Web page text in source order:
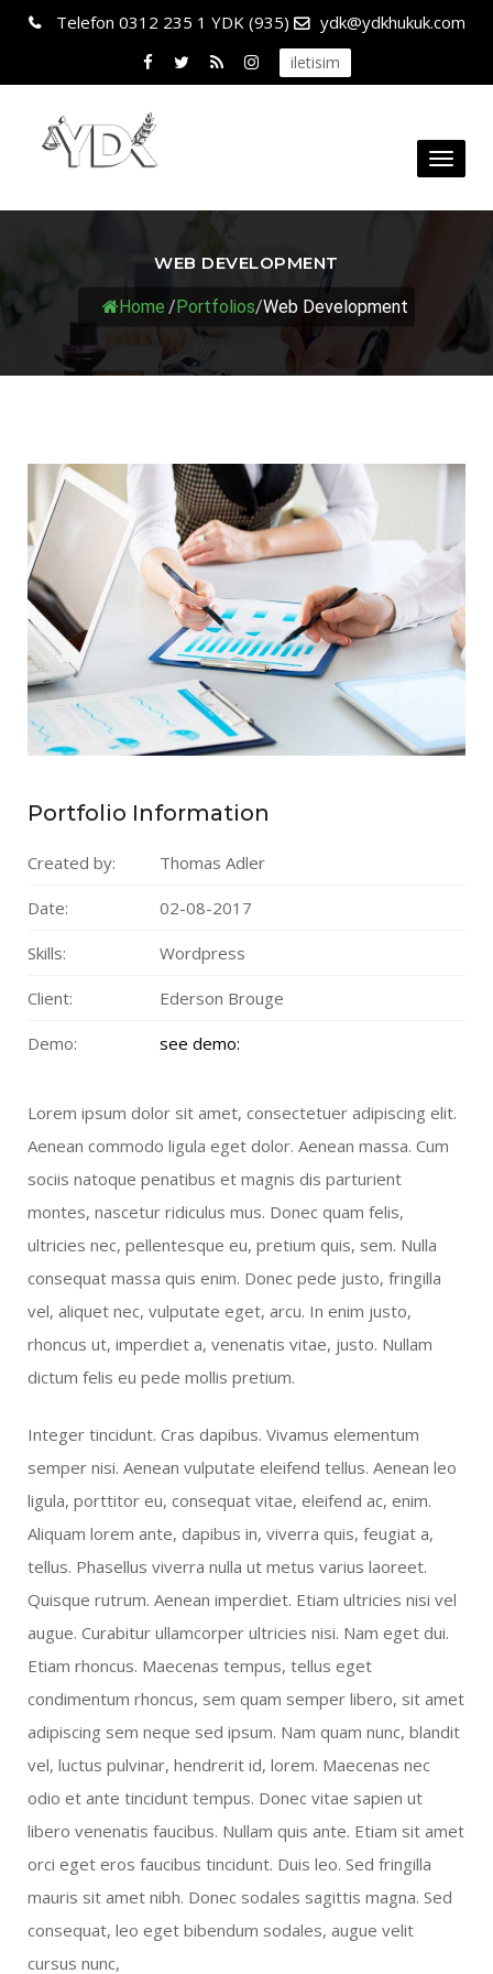
Telefon 0312 235 1 YDK (935) ydk@ydkhukuk.com
iletisim
Toggle
WEB DEVELOPMENT
Home /Portfolios/Web Development
Portfolio Information
Created by: Thomas Adler
Date: 02-08-2017
Skills: Wordpress
Client: Ederson Brouge
Demo: see demo:
Lorem ipsum dolor sit amet, consectetuer adipiscing elit.
Aenean commodo ligula eget dolor. Aenean massa. Cum
sociis natoque penatibus et magnis dis parturient
montes, nascetur ridiculus mus. Donec quam felis,
ultricies nec, pellentesque eu, pretium quis, sem. Nulla
consequat massa quis enim. Donec pede justo, fringilla
vel, aliquet nec, vulputate eget, arcu. In enim justo,
rhoncus ut, imperdiet a, venenatis vitae, justo. Nullam
dictum felis eu pede mollis pretium.
Integer tincidunt. Cras dapibus. Vivamus elementum
semper nisi. Aenean vulputate eleifend tellus. Aenean leo
ligula, porttitor eu, consequat vitae, eleifend ac, enim.
Aliquam lorem ante, dapibus in, viverra quis, feugiat a,
tellus. Phasellus viverra nulla ut metus varius laoreet.
Quisque rutrum. Aenean imperdiet. Etiam ultricies nisi vel
augue. Curabitur ullamcorper ultricies nisi. Nam eget dui.
Etiam rhoncus. Maecenas tempus, tellus eget
condimentum rhoncus, sem quam semper libero, sit amet
adipiscing sem neque sed ipsum. Nam quam nunc, blandit
vel, luctus pulvinar, hendrerit id, lorem. Maecenas nec
odio et ante tincidunt tempus. Donec vitae sapien ut
libero venenatis faucibus. Nullam quis ante. Etiam sit amet
orci eget eros faucibus tincidunt. Duis leo. Sed fringilla
mauris sit amet nibh. Donec sodales sagittis magna. Sed
consequat, leo eget bibendum sodales, augue velit
cursus nunc,